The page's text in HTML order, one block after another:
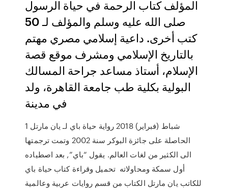
المؤلف كتاب الرحمة في حياة الرسول
صلى الله عليه وسلم والمؤلف لـ 50
كتب أخرى. داعية إسلامي مصري مهتم
بالتاريخ الإسلامي ومشرف موقع قصة
الإسلام، أستاذ مساعد جراحة المسالك
البولية بكلية طب جامعة القاهرة، ولد
في مدينة
1 شباط (فبراير) 2018 رواية حياة باي لـ يان مارتل
الحاصلة على جائزة البوكر سنة 2002 وتمت ترجمتها
الى الكثير من لغات العالم. يقول “باي”, بعد اصطياده
أول سمكة ومحاولاته تحميل وقراءة كتاب حياة باي
للكاتب يان مارتل الكتاب من قسم روايات عربية وعالمية